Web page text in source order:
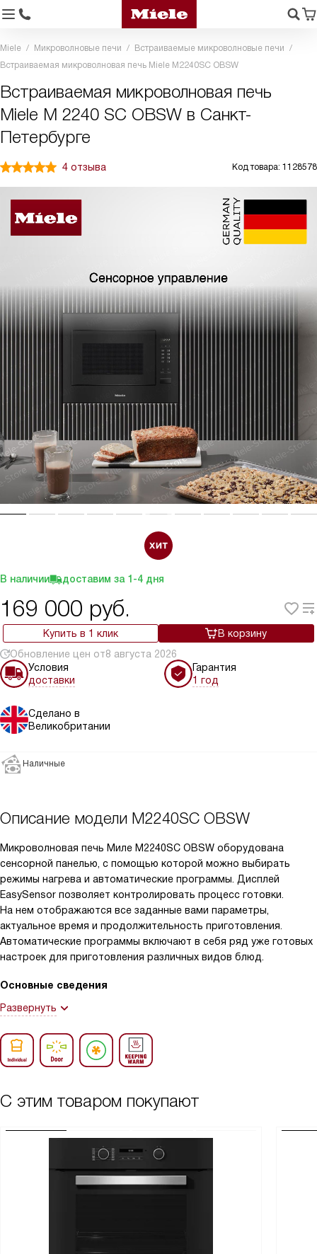
Miele Микроволновые печи
Встраиваемые микроволновые печи
Встраиваемая микроволновая печь Miele M2240SC OBSW
Встраиваемая микроволновая печь
Miele M 2240 SC OBSW в Санкт-
Петербурге
4 отзыва Код товара: 1128578
В наличии доставим за 1-4 дня
169 000 руб.
Купить в 1 клик
В корзину
Обновление цен от8 августа 2026
Условия
доставки
Гарантия
1 год
Сделано в
Великобритании
Наличные
Описание модели M2240SC OBSW
Микроволновая печь Миле M2240SC OBSW оборудована
сенсорной панелью, с помощью которой можно выбирать
режимы нагрева и автоматические программы. Дисплей
EasySensor позволяет контролировать процесс готовки.
На нем отображаются все заданные вами параметры,
актуальное время и продолжительность приготовления.
Автоматические программы включают в себя ряд уже готовых
настроек для приготовления различных видов блюд.
Основные сведения
Развернуть
С этим товаром покупают